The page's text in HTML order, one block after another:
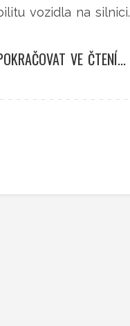
vozidla na silnici.
VE ČTENÍ...